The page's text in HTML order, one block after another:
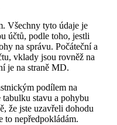
Všechny tyto údaje je
účtů, podle toho, jestli
na správu. Počáteční a
vklady jsou rovněž na
je na straně MD.
podílem na
tabulku stavu a pohybu
že jste uzavřeli dohodu
to nepředpokládám.